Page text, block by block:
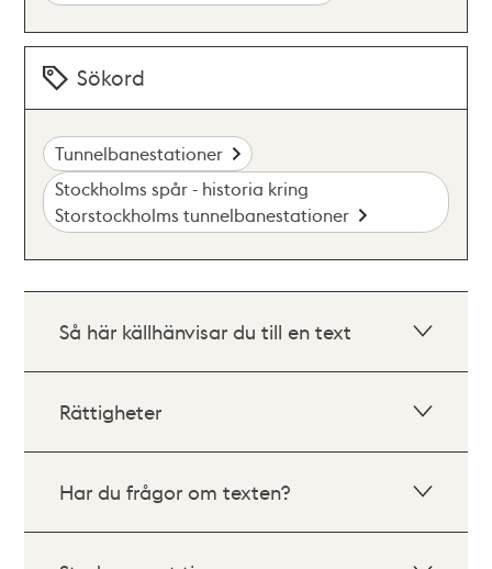
Sökord
Tunnelbanestationer
Stockholms spår - historia kring
Storstockholms tunnelbanestationer
Så här källhänvisar du till en text
Rättigheter
Har du frågor om texten?